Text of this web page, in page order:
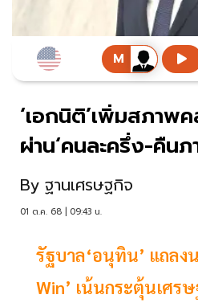
‘เอกนิติ’เพิ่มสภาพ
ผ่าน‘คนละครึ่ง-คืนภ
By ฐานเศรษฐกิจ
01 ต.ค. 68 | 09:43 น.
รัฐบาล‘อนุทิน’ แถลง
Win’ เน้นกระตุ้นเศร